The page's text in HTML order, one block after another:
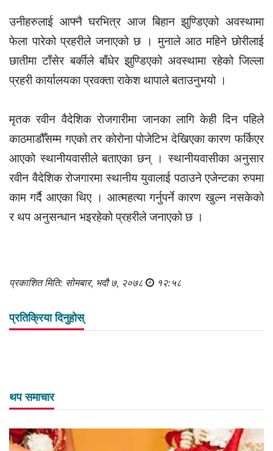
उनीहरुलाई आफ्नै घरभित्र आज बिहान झुण्डिएको अवस्थामा
फेला पारेको प्रहरीले जनाएको छ । मुनाले आठ महिने छोरीलाई
छातीमा टाँसेर बर्कीले बाँधेर झुण्डिएको अवस्थामा रहेको जिल्ला
प्रहरी कार्यालयका प्रवक्ता राकेश थापाले बताउनुभयो ।
मृतक रवीन वैदेशिक रोजगारीमा जानका लागि केही दिन पहिले
काठमाडौँसम्म गएको तर कोरोना पोजेटिभ देखिएका कारण फर्किएर
आएको स्थानीयवासीले बताएका छन् । स्थानीयवासीका अनुसार
रवीन वैदेशिक रोजगारमा स्थानीय युवालाई पठाउने एजेन्टका रुपमा
काम गर्दै आएका थिए । आत्महत्या गर्नुपर्ने कारण खुल्न नसकेको
र थप अनुसन्धान भइरहेको प्रहरीले जनाएको छ ।
प्रकाशित मिति: सोमबार, भदौ ७, २०७८ १२:५८
प्रतिक्रिया दिनुहोस्
थप समाचार